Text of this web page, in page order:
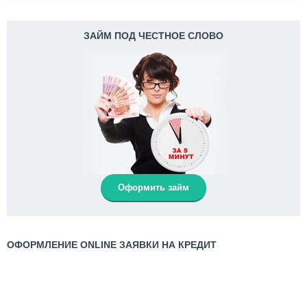
ЗАЙМ ПОД ЧЕСТНОЕ СЛОВО
Оформить займ
ОФОРМЛЕНИЕ ONLINE ЗАЯВКИ НА КРЕДИТ